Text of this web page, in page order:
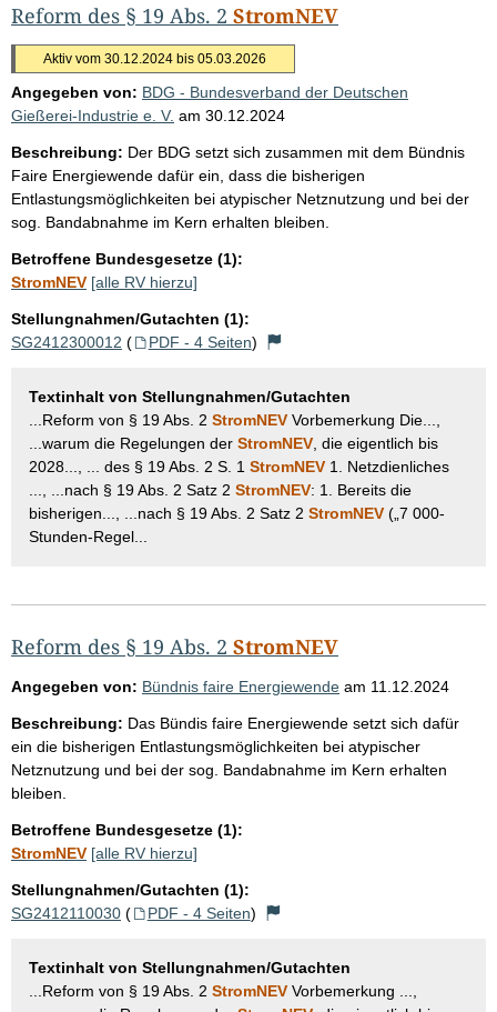
Reform des § 19 Abs. 2 StromNEV
Aktiv vom 30.12.2024 bis 05.03.2026
Angegeben von: BDG - Bundesverband der Deutschen
Gießerei-Industrie e. V. am 30.12.2024
Beschreibung: Der BDG setzt sich zusammen mit dem Bündnis
Faire Energiewende dafür ein, dass die bisherigen
Entlastungsmöglichkeiten bei atypischer Netznutzung und bei der
sog. Bandabnahme im Kern erhalten bleiben.
Betroffene Bundesgesetze (1):
StromNEV [alle RV hierzu]
Stellungnahmen/Gutachten (1):
SG2412300012 ( PDF - 4 Seiten)
Textinhalt von Stellungnahmen/Gutachten
...Reform von § 19 Abs. 2 StromNEV Vorbemerkung Die...,
...warum die Regelungen der StromNEV , die eigentlich bis
2028..., ... des § 19 Abs. 2 S. 1 StromNEV 1. Netzdienliches
..., ...nach § 19 Abs. 2 Satz 2 StromNEV: 1. Bereits die
bisherigen..., ...nach § 19 Abs. 2 Satz 2 StromNEV („7 000-
Stunden-Regel...
Reform des § 19 Abs. 2 StromNEV
Angegeben von: Bündnis faire Energiewende am 11.12.2024
Beschreibung: Das Bündis faire Energiewende setzt sich dafür
ein die bisherigen Entlastungsmöglichkeiten bei atypischer
Netznutzung und bei der sog. Bandabnahme im Kern erhalten
bleiben.
Betroffene Bundesgesetze (1):
StromNEV [alle RV hierzu]
Stellungnahmen/Gutachten (1):
SG2412110030 ( PDF - 4 Seiten)
Textinhalt von Stellungnahmen/Gutachten
...Reform von § 19 Abs. 2 StromNEV Vorbemerkung ...,